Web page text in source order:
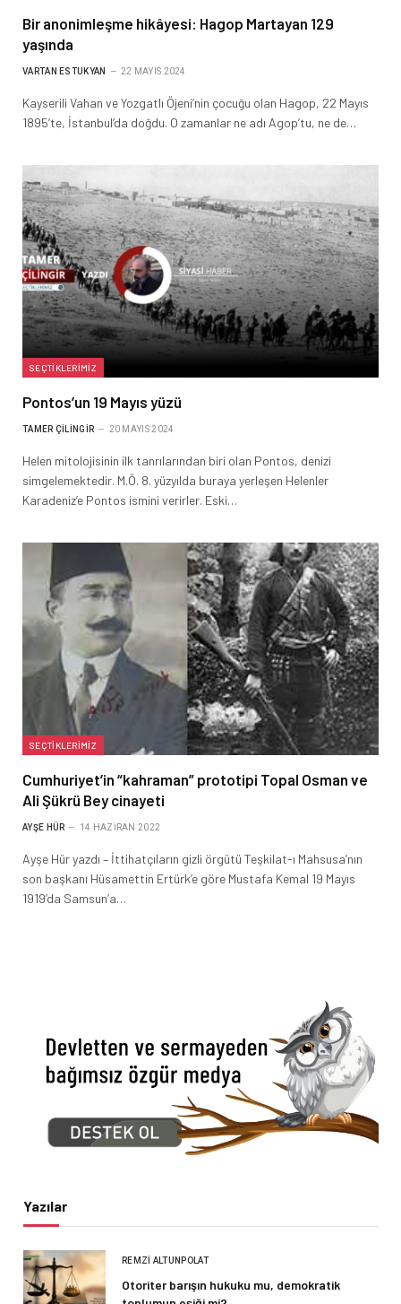
Bir anonimleşme hikâyesi: Hagop Martayan 129
yaşında
VARTAN ESTUKYAN 22 MAYIS 2024
Kayserili Vahan ve Yozgatlı Öjeni’nin çocuğu olan Hagop, 22 Mayıs
1895’te, İstanbul’da doğdu. O zamanlar ne adı Agop’tu, ne de…
SEÇTIKLERIMIZ
Pontos’un 19 Mayıs yüzü
TAMER ÇILINGIR 20 MAYIS 2024
Helen mitolojisinin ilk tanrılarından biri olan Pontos, denizi
simgelemektedir. M.Ö. 8. yüzyılda buraya yerleşen Helenler
Karadeniz’e Pontos ismini verirler. Eski…
SEÇTIKLERIMIZ
Cumhuriyet’in “kahraman” prototipi Topal Osman ve
Ali Şükrü Bey cinayeti
AYŞE HÜR 14 HAZIRAN 2022
Ayşe Hür yazdı – İttihatçıların gizli örgütü Teşkilat-ı Mahsusa’nın
son başkanı Hüsamettin Ertürk’e göre Mustafa Kemal 19 Mayıs
1919’da Samsun’a…
Yazılar
REMZI ALTUNPOLAT
Otoriter barışın hukuku mu, demokratik